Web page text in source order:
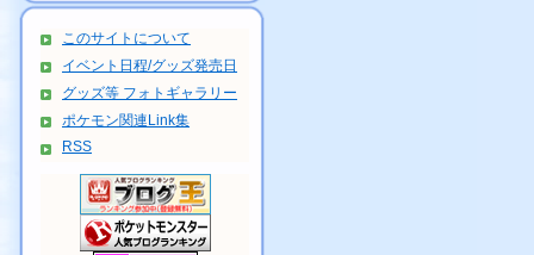
このサイトについて
イベント日程/グッズ発売日
グッズ等 フォトギャラリー
ポケモン関連Link集
RSS